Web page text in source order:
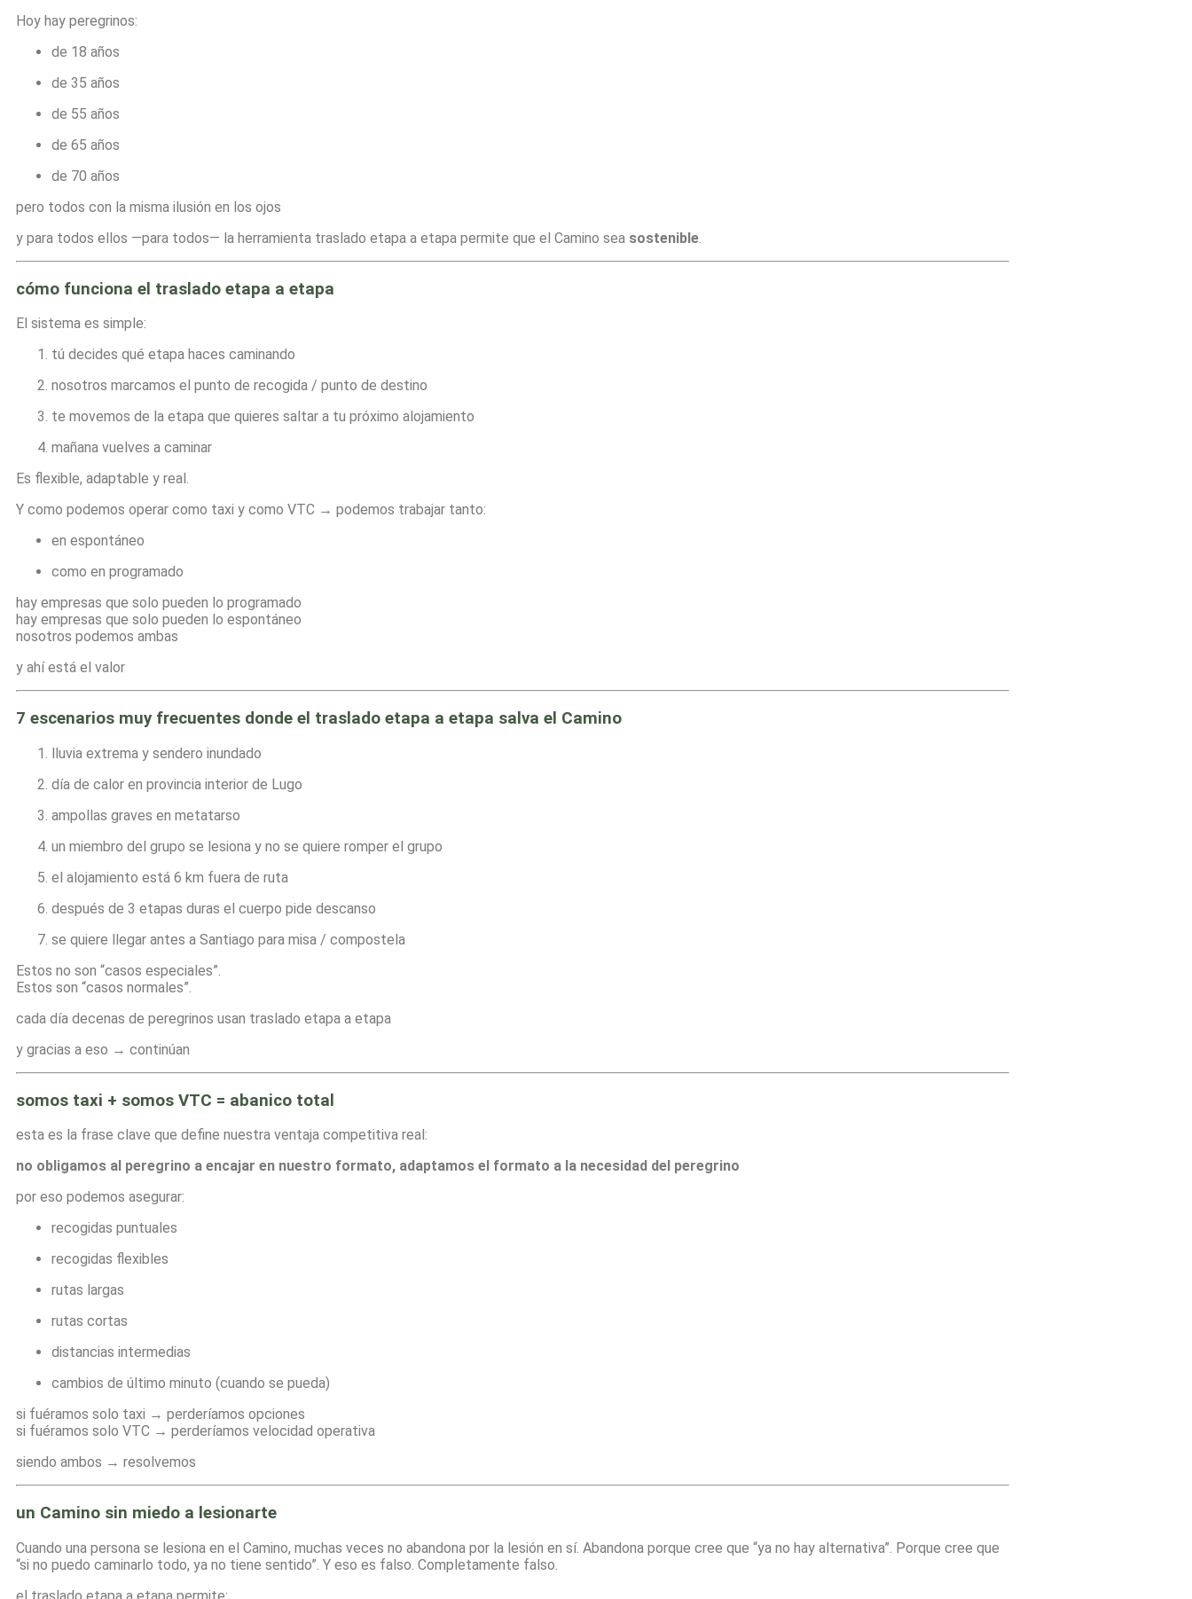
Hoy hay peregrinos:
de 18 años
de 35 años
de 55 años
de 65 años
de 70 años
pero todos con la misma ilusión en los ojos
y para todos ellos —para todos— la herramienta traslado etapa a etapa permite que el Camino sea sostenible.
cómo funciona el traslado etapa a etapa
El sistema es simple:
tú decides qué etapa haces caminando
nosotros marcamos el punto de recogida / punto de destino
te movemos de la etapa que quieres saltar a tu próximo alojamiento
mañana vuelves a caminar
Es flexible, adaptable y real.
Y como podemos operar como taxi y como VTC → podemos trabajar tanto:
en espontáneo
como en programado
hay empresas que solo pueden lo programado
hay empresas que solo pueden lo espontáneo
nosotros podemos ambas
y ahí está el valor
7 escenarios muy frecuentes donde el traslado etapa a etapa salva el Camino
lluvia extrema y sendero inundado
día de calor en provincia interior de Lugo
ampollas graves en metatarso
un miembro del grupo se lesiona y no se quiere romper el grupo
el alojamiento está 6 km fuera de ruta
después de 3 etapas duras el cuerpo pide descanso
se quiere llegar antes a Santiago para misa / compostela
Estos no son “casos especiales”.
Estos son “casos normales”.
cada día decenas de peregrinos usan traslado etapa a etapa
y gracias a eso → continúan
somos taxi + somos VTC = abanico total
esta es la frase clave que define nuestra ventaja competitiva real:
no obligamos al peregrino a encajar en nuestro formato, adaptamos el formato a la necesidad del peregrino
por eso podemos asegurar:
recogidas puntuales
recogidas flexibles
rutas largas
rutas cortas
distancias intermedias
cambios de último minuto (cuando se pueda)
si fuéramos solo taxi → perderíamos opciones
si fuéramos solo VTC → perderíamos velocidad operativa
siendo ambos → resolvemos
un Camino sin miedo a lesionarte
Cuando una persona se lesiona en el Camino, muchas veces no abandona por la lesión en sí. Abandona porque cree que “ya no hay alternativa”. Porque cree que
“si no puedo caminarlo todo, ya no tiene sentido”. Y eso es falso. Completamente falso.